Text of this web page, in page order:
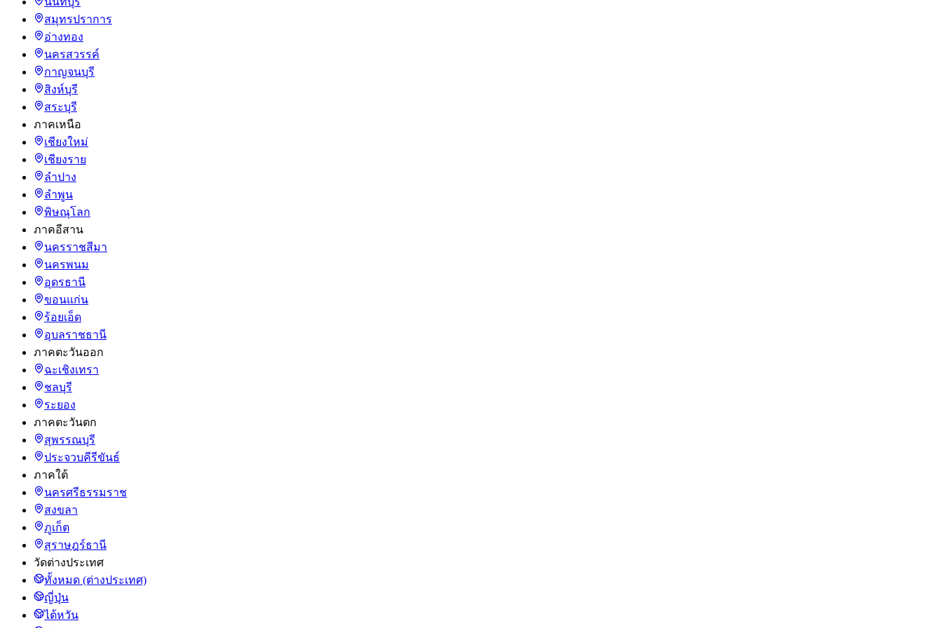
สมุทรปราการ
อ่างทอง
นครสวรรค์
กาญจนบุรี
สิงห์บุรี
สระบุรี
ภาคเหนือ
เชียงใหม่
เชียงราย
ลำปาง
ลำพูน
พิษณุโลก
ภาคอีสาน
นครราชสีมา
นครพนม
อุดรธานี
ขอนแก่น
ร้อยเอ็ด
อุบลราชธานี
ภาคตะวันออก
ฉะเชิงเทรา
ชลบุรี
ระยอง
ภาคตะวันตก
สุพรรณบุรี
ประจวบคีรีขันธ์
ภาคใต้
นครศรีธรรมราช
สงขลา
ภูเก็ต
สุราษฎร์ธานี
วัดต่างประเทศ
ทั้งหมด (ต่างประเทศ)
ญี่ปุ่น
ไต้หวัน